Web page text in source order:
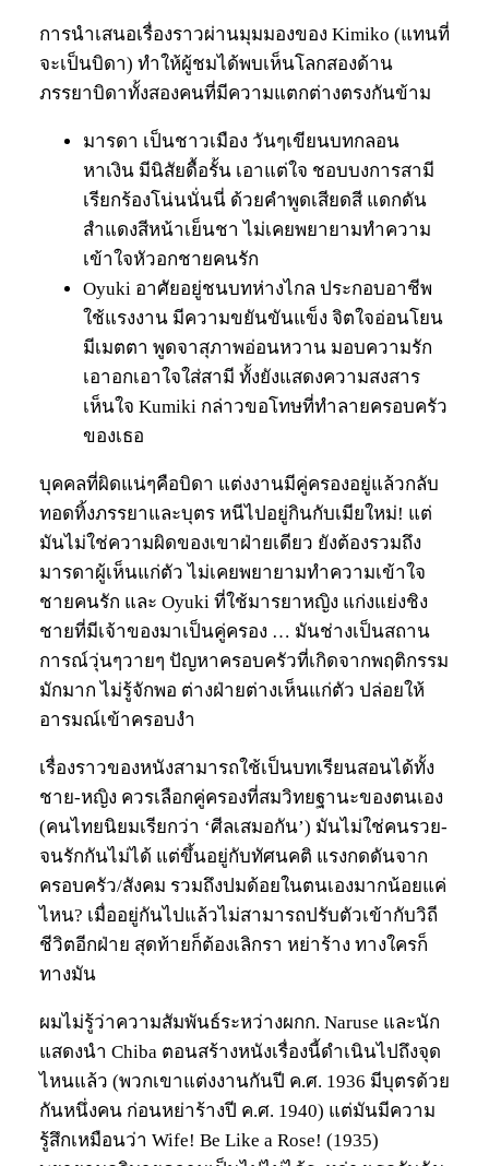
การนำเสนอเรื่องราวผ่านมุมมองของ Kimiko (แทนที่
จะเป็นบิดา) ทำให้ผู้ชมได้พบเห็นโลกสองด้าน
ภรรยาบิดาทั้งสองคนที่มีความแตกต่างตรงกันข้าม
มารดา เป็นชาวเมือง วันๆเขียนบทกลอน
หาเงิน มีนิสัยดื้อรั้น เอาแต่ใจ ชอบบงการสามี
เรียกร้องโน่นนั่นนี่ ด้วยคำพูดเสียดสี แดกดัน
สำแดงสีหน้าเย็นชา ไม่เคยพยายามทำความ
เข้าใจหัวอกชายคนรัก
Oyuki อาศัยอยู่ชนบทห่างไกล ประกอบอาชีพ
ใช้แรงงาน มีความขยันขันแข็ง จิตใจอ่อนโยน
มีเมตตา พูดจาสุภาพอ่อนหวาน มอบความรัก
เอาอกเอาใจใส่สามี ทั้งยังแสดงความสงสาร
เห็นใจ Kumiki กล่าวขอโทษที่ทำลายครอบครัว
ของเธอ
บุคคลที่ผิดแน่ๆคือบิดา แต่งงานมีคู่ครองอยู่แล้วกลับ
ทอดทิ้งภรรยาและบุตร หนีไปอยู่กินกับเมียใหม่! แต่
มันไม่ใช่ความผิดของเขาฝ่ายเดียว ยังต้องรวมถึง
มารดาผู้เห็นแก่ตัว ไม่เคยพยายามทำความเข้าใจ
ชายคนรัก และ Oyuki ที่ใช้มารยาหญิง แก่งแย่งชิง
ชายที่มีเจ้าของมาเป็นคู่ครอง … มันช่างเป็นสถาน
การณ์วุ่นๆวายๆ ปัญหาครอบครัวที่เกิดจากพฤติกรรม
มักมาก ไม่รู้จักพอ ต่างฝ่ายต่างเห็นแก่ตัว ปล่อยให้
อารมณ์เข้าครอบงำ
เรื่องราวของหนังสามารถใช้เป็นบทเรียนสอนได้ทั้ง
ชาย-หญิง ควรเลือกคู่ครองที่สมวิทยฐานะของตนเอง
(คนไทยนิยมเรียกว่า ‘ศีลเสมอกัน’) มันไม่ใช่คนรวย-
จนรักกันไม่ได้ แต่ขึ้นอยู่กับทัศนคติ แรงกดดันจาก
ครอบครัว/สังคม รวมถึงปมด้อยในตนเองมากน้อยแค่
ไหน? เมื่ออยู่กันไปแล้วไม่สามารถปรับตัวเข้ากับวิถี
ชีวิตอีกฝ่าย สุดท้ายก็ต้องเลิกรา หย่าร้าง ทางใครก็
ทางมัน
ผมไม่รู้ว่าความสัมพันธ์ระหว่างผกก. Naruse และนัก
แสดงนำ Chiba ตอนสร้างหนังเรื่องนี้ดำเนินไปถึงจุด
ไหนแล้ว (พวกเขาแต่งงานกันปี ค.ศ. 1936 มีบุตรด้วย
กันหนึ่งคน ก่อนหย่าร้างปี ค.ศ. 1940) แต่มันมีความ
รู้สึกเหมือนว่า Wife! Be Like a Rose! (1935)